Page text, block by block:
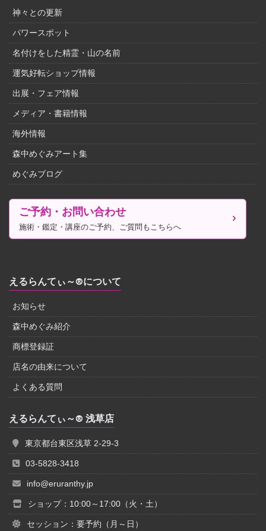
神々との更新
パワースポット
名付けをした精霊・山の名前
運気好転ショップ情報
出展・フェア情報
メディア・書籍情報
海外情報
森中めぐみアート集
めぐみブログ
ご予約・お問い合わせ
施術・鑑定・講座のご予約、ご質問もこちらへ
えるらんてぃ～®について
お知らせ
森中めぐみ紹介
商標登録証
店名の由来について
よくある質問
えるらんてぃ～® 浅草店
東京都台東区浅草 2-29-3
03-5828-3418
info@eruranthy.jp
ショップ：10:00～17:00（火・土）
セッション：要予約（月～日）